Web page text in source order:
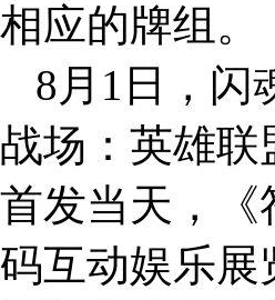
相应的牌组。
8月1日，闪
战场：英雄
首发当天，《
码互动娱乐展